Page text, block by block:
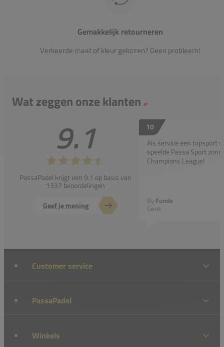
Gemakkelijk retourneren
Verkeerde maat of kleur gekozen? Geen probleem!
Wat zeggen onze klanten
9.1
PassaPadel krijgt een 9.1 op basis van
1337 beoordelingen
Geef je mening
10
Als service een topsport
speelde Passa Sport
Champions League!
By Funda
Genk
Customer service
PassaPadel
Winkels